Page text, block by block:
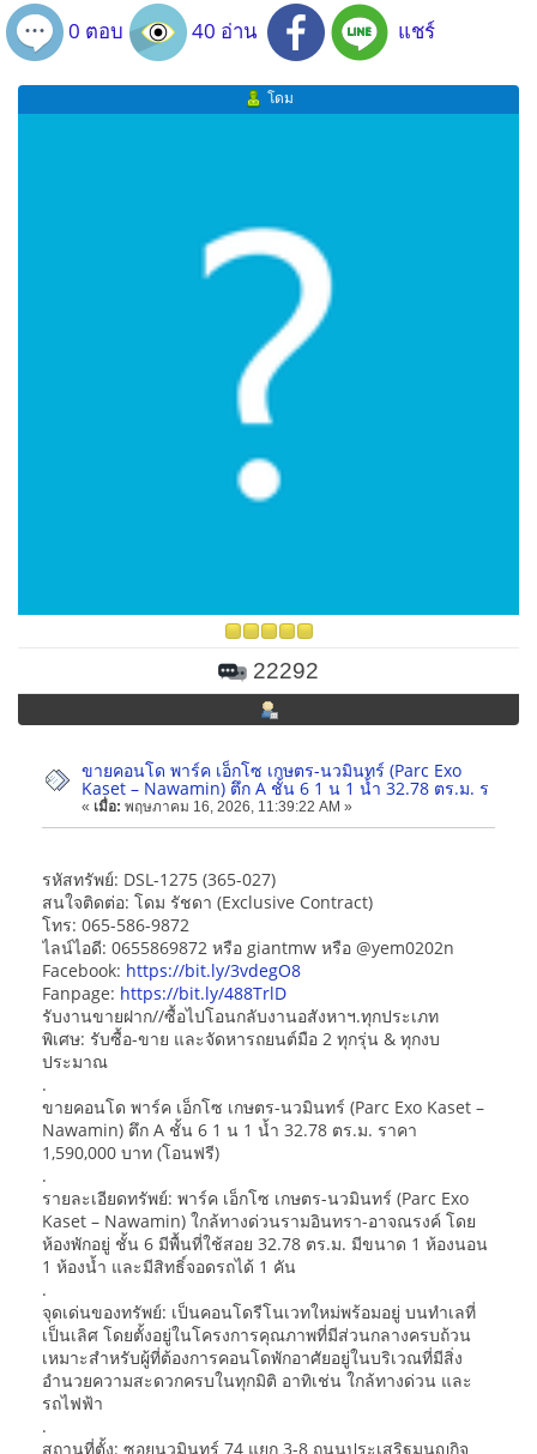
0 ตอบ 40 อ่าน แชร์
โดม
22292
ขายคอนโด พาร์ค เอ็กโซ เกษตร-นวมินทร์ (Parc Exo
Kaset – Nawamin) ตึก A ชั้น 6 1 น 1 น้ำ 32.78 ตร.ม. ร
« เมื่อ: พฤษภาคม 16, 2026, 11:39:22 AM »
รหัสทรัพย์: DSL-1275 (365-027)
สนใจติดต่อ: โดม รัชดา (Exclusive Contract)
โทร: 065-586-9872
ไลน์ไอดี: 0655869872 หรือ giantmw หรือ @yem0202n
Facebook: https://bit.ly/3vdegO8
Fanpage: https://bit.ly/488TrlD
รับงานขายฝาก//ซื้อไปโอนกลับงานอสังหาฯ.ทุกประเภท
พิเศษ: รับซื้อ-ขาย และจัดหารถยนต์มือ 2 ทุกรุ่น & ทุกงบ
ประมาณ
.
ขายคอนโด พาร์ค เอ็กโซ เกษตร-นวมินทร์ (Parc Exo Kaset –
Nawamin) ตึก A ชั้น 6 1 น 1 น้ำ 32.78 ตร.ม. ราคา
1,590,000 บาท (โอนฟรี)
.
รายละเอียดทรัพย์: พาร์ค เอ็กโซ เกษตร-นวมินทร์ (Parc Exo
Kaset – Nawamin) ใกล้ทางด่วนรามอินทรา-อาจณรงค์ โดย
ห้องพักอยู่ ชั้น 6 มีพื้นที่ใช้สอย 32.78 ตร.ม. มีขนาด 1 ห้องนอน
1 ห้องน้ำ และมีสิทธิ์จอดรถได้ 1 คัน
.
จุดเด่นของทรัพย์: เป็นคอนโดรีโนเวทใหม่พร้อมอยู่ บนทำเลที่
เป็นเลิศ โดยตั้งอยู่ในโครงการคุณภาพที่มีส่วนกลางครบถ้วน
เหมาะสำหรับผู้ที่ต้องการคอนโดพักอาศัยอยู่ในบริเวณที่มีสิ่ง
อำนวยความสะดวกครบในทุกมิติ อาทิเช่น ใกล้ทางด่วน และ
รถไฟฟ้า
.
สถานที่ตั้ง: ซอยนวมินทร์ 74 แยก 3-8 ถนนประเสริฐมนูญกิจ